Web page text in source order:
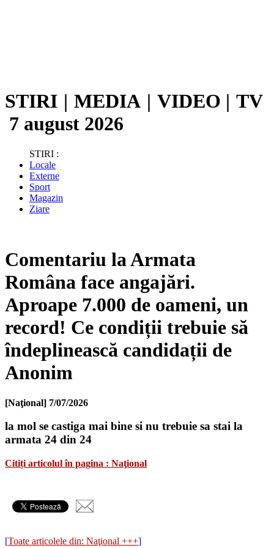
STIRI | MEDIA | VIDEO | TV
7 august 2026
STIRI :
Locale
Externe
Sport
Magazin
Ziare
Comentariu la Armata
Româna face angajări.
Aproape 7.000 de oameni, un
record! Ce condiții trebuie să
îndeplinească candidații de
Anonim
[Naţional] 7/07/2026
la mol se castiga mai bine si nu trebuie sa stai la
armata 24 din 24
Citiți articolul în pagina : Naţional
[Toate articolele din: Naţional +++]